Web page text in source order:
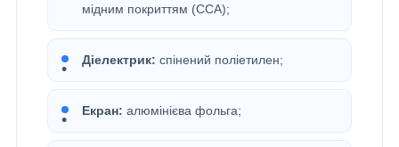
мідним покриттям (CCA);
Діелектрик: спінений поліетилен;
Екран: алюмінієва фольга;